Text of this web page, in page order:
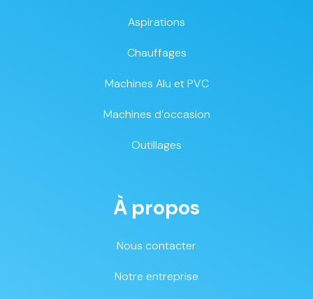
Aspirations
Chauffages
Machines Alu et PVC
Machines d’occasion
Outillages
À propos
Nous contacter
Notre entreprise